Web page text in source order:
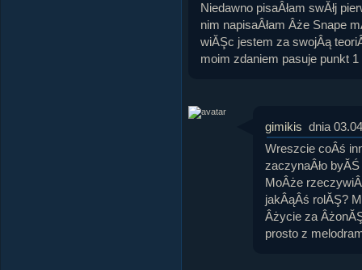
Niedawno pisaÂłam swĂłj
nim napisaÂłam Âże Snape
wiĂŞc jestem za swojÂą
moim zdaniem pasuje punkt 1
gimikis dnia
Wreszcie coÂś
zaczynaÂło
MoÂże
jakÂąÂś rolĂŞ?
Âżycie za
prosto z